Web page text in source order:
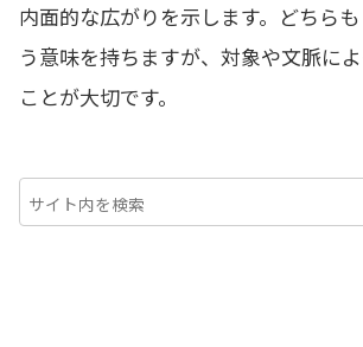
内面的な広がりを示します。どちら
う意味を持ちますが、対象や文脈に
ことが大切です。